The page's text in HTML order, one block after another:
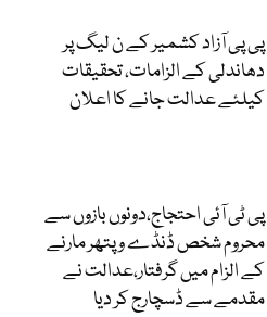
پی پی آزاد کشمیر کے ن لیگ پر
دھاندلی کے الزامات، تحقیقات
کیلئے عدالت جانے کا اعلان
پی ٹی آئی احتجاج،دونوں بازوں سے
محروم شخص ڈنڈے و پتھر مارنے
کے الزام میں گرفتار،عدالت نے
مقدمے سے ڈسچارج کر دیا